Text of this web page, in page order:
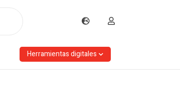
Herramientas digitales